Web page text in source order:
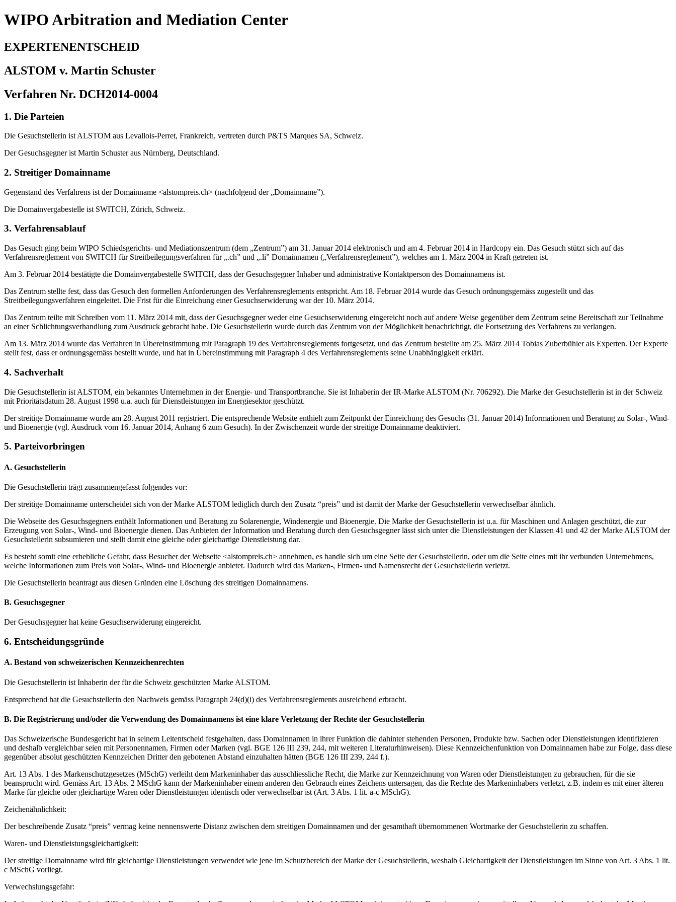
WIPO Arbitration and Mediation Center
EXPERTENENTSCHEID
ALSTOM v. Martin Schuster
Verfahren Nr. DCH2014-0004
1. Die Parteien
Die Gesuchstellerin ist ALSTOM aus Levallois-Perret, Frankreich, vertreten durch P&TS Marques SA, Schweiz.
Der Gesuchsgegner ist Martin Schuster aus Nürnberg, Deutschland.
2. Streitiger Domainname
Gegenstand des Verfahrens ist der Domainname <alstompreis.ch> (nachfolgend der „Domainname”).
Die Domainvergabestelle ist SWITCH, Zürich, Schweiz.
3. Verfahrensablauf
Das Gesuch ging beim WIPO Schiedsgerichts- und Mediationszentrum (dem „Zentrum”) am 31. Januar 2014 elektronisch und am 4. Februar 2014 in Hardcopy ein. Das Gesuch stützt sich auf das
Verfahrensreglement von SWITCH für Streitbeilegungsverfahren für „.ch” und „.li” Domainnamen („Verfahrensreglement”), welches am 1. März 2004 in Kraft getreten ist.
Am 3. Februar 2014 bestätigte die Domainvergabestelle SWITCH, dass der Gesuchsgegner Inhaber und administrative Kontaktperson des Domainnamens ist.
Das Zentrum stellte fest, dass das Gesuch den formellen Anforderungen des Verfahrensreglements entspricht. Am 18. Februar 2014 wurde das Gesuch ordnungsgemäss zugestellt und das
Streitbeilegungsverfahren eingeleitet. Die Frist für die Einreichung einer Gesuchserwiderung war der 10. März 2014.
Das Zentrum teilte mit Schreiben vom 11. März 2014 mit, dass der Gesuchsgegner weder eine Gesuchserwiderung eingereicht noch auf andere Weise gegenüber dem Zentrum seine Bereitschaft zur Teilnahme
an einer Schlichtungsverhandlung zum Ausdruck gebracht habe. Die Gesuchstellerin wurde durch das Zentrum von der Möglichkeit benachrichtigt, die Fortsetzung des Verfahrens zu verlangen.
Am 13. März 2014 wurde das Verfahren in Übereinstimmung mit Paragraph 19 des Verfahrensreglements fortgesetzt, und das Zentrum bestellte am 25. März 2014 Tobias Zuberbühler als Experten. Der Experte
stellt fest, dass er ordnungsgemäss bestellt wurde, und hat in Übereinstimmung mit Paragraph 4 des Verfahrensreglements seine Unabhängigkeit erklärt.
4. Sachverhalt
Die Gesuchstellerin ist ALSTOM, ein bekanntes Unternehmen in der Energie- und Transportbranche. Sie ist Inhaberin der IR-Marke ALSTOM (Nr. 706292). Die Marke der Gesuchstellerin ist in der Schweiz
mit Prioritätsdatum 28. August 1998 u.a. auch für Dienstleistungen im Energiesektor geschützt.
Der streitige Domainname wurde am 28. August 2011 registriert. Die entsprechende Website enthielt zum Zeitpunkt der Einreichung des Gesuchs (31. Januar 2014) Informationen und Beratung zu Solar-, Wind-
und Bioenergie (vgl. Ausdruck vom 16. Januar 2014, Anhang 6 zum Gesuch). In der Zwischenzeit wurde der streitige Domainname deaktiviert.
5. Parteivorbringen
A. Gesuchstellerin
Die Gesuchstellerin trägt zusammengefasst folgendes vor:
Der streitige Domainname unterscheidet sich von der Marke ALSTOM lediglich durch den Zusatz “preis” und ist damit der Marke der Gesuchstellerin verwechselbar ähnlich.
Die Webseite des Gesuchsgegners enthält Informationen und Beratung zu Solarenergie, Windenergie und Bioenergie. Die Marke der Gesuchstellerin ist u.a. für Maschinen und Anlagen geschützt, die zur
Erzeugung von Solar-, Wind- und Bioenergie dienen. Das Anbieten der Information und Beratung durch den Gesuchsgegner lässt sich unter die Dienstleistungen der Klassen 41 und 42 der Marke ALSTOM der
Gesuchstellerin subsumieren und stellt damit eine gleiche oder gleichartige Dienstleistung dar.
Es besteht somit eine erhebliche Gefahr, dass Besucher der Webseite <alstompreis.ch> annehmen, es handle sich um eine Seite der Gesuchstellerin, oder um die Seite eines mit ihr verbunden Unternehmens,
welche Informationen zum Preis von Solar-, Wind- und Bioenergie anbietet. Dadurch wird das Marken-, Firmen- und Namensrecht der Gesuchstellerin verletzt.
Die Gesuchstellerin beantragt aus diesen Gründen eine Löschung des streitigen Domainnamens.
B. Gesuchsgegner
Der Gesuchsgegner hat keine Gesuchserwiderung eingereicht.
6. Entscheidungsgründe
A. Bestand von schweizerischen Kennzeichenrechten
Die Gesuchstellerin ist Inhaberin der für die Schweiz geschützten Marke ALSTOM.
Entsprechend hat die Gesuchstellerin den Nachweis gemäss Paragraph 24(d)(i) des Verfahrensreglements ausreichend erbracht.
B. Die Registrierung und/oder die Verwendung des Domainnamens ist eine klare Verletzung der Rechte der Gesuchstellerin
Das Schweizerische Bundesgericht hat in seinem Leitentscheid festgehalten, dass Domainnamen in ihrer Funktion die dahinter stehenden Personen, Produkte bzw. Sachen oder Dienstleistungen identifizieren
und deshalb vergleichbar seien mit Personennamen, Firmen oder Marken (vgl. BGE 126 III 239, 244, mit weiteren Literaturhinweisen). Diese Kennzeichenfunktion von Domainnamen habe zur Folge, dass diese
gegenüber absolut geschützten Kennzeichen Dritter den gebotenen Abstand einzuhalten hätten (BGE 126 III 239, 244 f.).
Art. 13 Abs. 1 des Markenschutzgesetzes (MSchG) verleiht dem Markeninhaber das ausschliessliche Recht, die Marke zur Kennzeichnung von Waren oder Dienstleistungen zu gebrauchen, für die sie
beansprucht wird. Gemäss Art. 13 Abs. 2 MSchG kann der Markeninhaber einem anderen den Gebrauch eines Zeichens untersagen, das die Rechte des Markeninhabers verletzt, z.B. indem es mit einer älteren
Marke für gleiche oder gleichartige Waren oder Dienstleistungen identisch oder verwechselbar ist (Art. 3 Abs. 1 lit. a-c MSchG).
Zeichenähnlichkeit:
Der beschreibende Zusatz “preis” vermag keine nennenswerte Distanz zwischen dem streitigen Domainnamen und der gesamthaft übernommenen Wortmarke der Gesuchstellerin zu schaffen.
Waren- und Dienstleistungsgleichartigkeit:
Der streitige Domainname wird für gleichartige Dienstleistungen verwendet wie jene im Schutzbereich der Marke der Gesuchstellerin, weshalb Gleichartigkeit der Dienstleistungen im Sinne von Art. 3 Abs. 1 lit.
c MSchG vorliegt.
Verwechslungsgefahr: